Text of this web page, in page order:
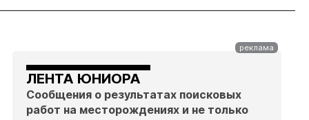
ЛЕНТА ЮНИОРА
Сообщения о результатах поисковых
работ на месторождениях и не только